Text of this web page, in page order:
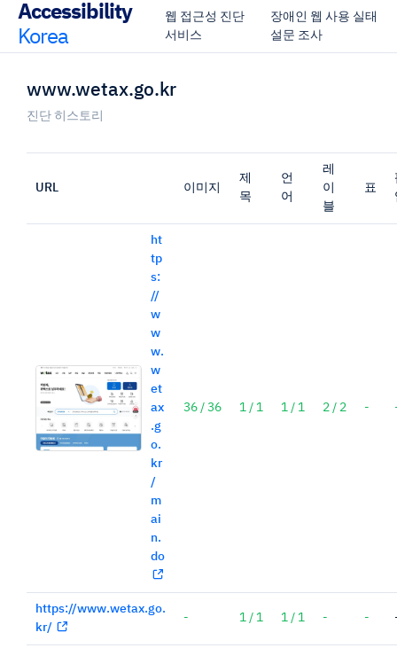
Accessibility
Korea
웹 접근성 진단
서비스
장애인 웹 사용 실태
설문 조사
www.wetax.go.kr
진단 히스토리
URL 이미지
제
목
언
어
레
이
블
표
ht
tp
s:
//
w
w
w.
w
et
ax
.g
o.
kr
/
m
ai
n.
do
36 / 36 1 / 1 1 / 1 2 / 2 -
https://www.wetax.go.
kr/
- 1 / 1 1 / 1 - -